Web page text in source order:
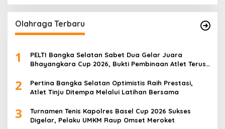
Olahraga Terbaru
1
PELTI Bangka Selatan Sabet Dua Gelar Juara
Bhayangkara Cup 2026, Bukti Pembinaan Atlet Terus
2
Pertina Bangka Selatan Optimistis Raih Prestasi,
Atlet Tinju Ditempa Melalui Latihan Bersama
3
Turnamen Tenis Kapolres Basel Cup 2026 Sukses
Digelar, Pelaku UMKM Raup Omset Meroket